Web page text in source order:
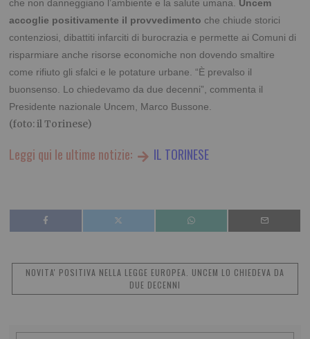
che non danneggiano l’ambiente e la salute umana. Uncem
accoglie positivamente il provvedimento che chiude storici
contenziosi, dibattiti infarciti di burocrazia e permette ai Comuni di
risparmiare anche risorse economiche non dovendo smaltire
come rifiuto gli sfalci e le potature urbane. “È prevalso il
buonsenso. Lo chiedevamo da due decenni”, commenta il
Presidente nazionale Uncem, Marco Bussone.
(foto: il Torinese)
Leggi qui le ultime notizie: IL TORINESE
NOVITA' POSITIVA NELLA LEGGE EUROPEA. UNCEM LO CHIEDEVA DA
DUE DECENNI